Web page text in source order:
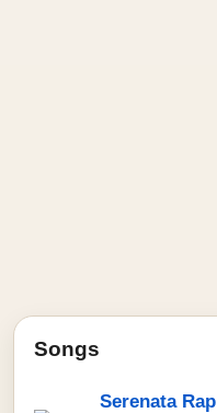
Songs
Serenata Rap